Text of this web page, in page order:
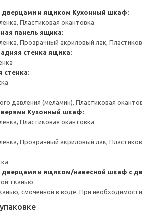
и ящиком Кухонный шкаф:
Пластиковая окантовка
панель ящика:
Прозрачный акриловый лак,
стенка ящика:
стенка:
давления (меламин), Пластиковая
Кухонный шкаф:
Пластиковая окантовка
Прозрачный акриловый лак,
и ящиком/навесной шкаф с
тканью.
смоченной в воде. При